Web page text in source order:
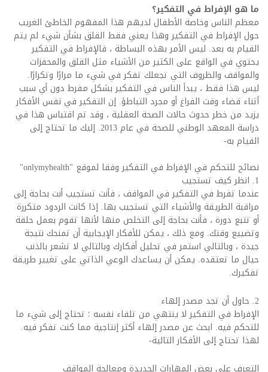
ما هو الإفراط في التفكير؟
معظم الناس وخاصة الأطفال لديهم هذا المفهوم الخاطئ الغريب
حول الإفراط في التفكير وهذا يعني فقط القلق بشأن شيء لم يتم
القيام به بعد. ليس الأمر بهذه البساطة ، فالإفراط في التفكير
يحتوي في الواقع على الكثير من الأشياء مثل القلق والمحفزات
والمواقف والظروف التي تجعلك تفكر في شيء ما مرارًا وتكرارًا.
ليس هذا فقط ، يبدأ الناس في التفكير بشكل مفرط دون أي سبب
أثناء قضاء وقت الفراغ أو مجرد التباطؤ. إن التفكير في نفس الأفكار
يزيد من خطر حدوث حالات الصحة العقلية ، وقد تم اقتباس هذا في
دراسة المعهد الوطني للصحة في عام 2013. إليك ما تحتاج إلى
القيام به-
نصائح للتحكم في الإفراط في التفكير وفقا لموقع "onlymyhealth"
1. انظر كيف تستجيب
عندما تفرط في التفكير في المواقف ، فأنت تستجيب أنت بحاجة إلى
مراقبة الطريقة والأشياء التي تستجيب بها. إذا كانت الردود متكررة
أو تتبع دورة ، فأنت بحاجة إلى التخلص منها لأنها تقوم بعمل حلقة
وتضييع وقتك. ومع ذلك ، يمكن للأفكار الإيجابية أن تمنحك نتيجة
جيدة ، وبالتالي استمر في تحليل أفكارك وبالتالي لا تشعر بالذنب
حيال ما تعتقده. يمكن أن يساعدك الوعي الذاتي على تغيير طريقة
تفكيرك.
2. حاول أن تجد مصدر إلهاء
الإفراط في التفكير لا ينتهي من تلقاء نفسه ؛ تحتاج إلى شيء ما
للتحكم فيه. ابحث عن مصدر إلهاء أكثر إنتاجية مما كنت تفكر فيه.
لهذا تحتاج إلى الأفكار التالية-
التعرف على بعض المهارات الجديدة ومعالجة المواقف